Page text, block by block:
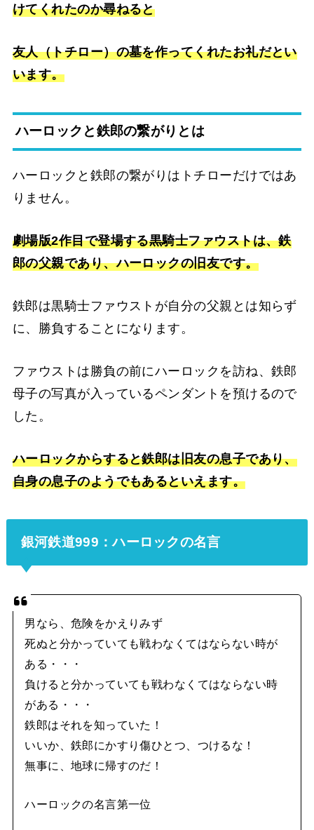
けてくれたのか尋ねると
友人（トチロー）の墓を作ってくれたお礼だとい
います。
ハーロックと鉄郎の繋がりとは
ハーロックと鉄郎の繋がりはトチローだけではあ
りません。
劇場版2作目で登場する黒騎士ファウストは、鉄
郎の父親であり、ハーロックの旧友です。
鉄郎は黒騎士ファウストが自分の父親とは知らず
に、勝負することになります。
ファウストは勝負の前にハーロックを訪ね、鉄郎
母子の写真が入っているペンダントを預けるので
した。
ハーロックからすると鉄郎は旧友の息子であり、
自身の息子のようでもあるといえます。
銀河鉄道999：ハーロックの名言
男なら、危険をかえりみず
死ぬと分かっていても戦わなくてはならない時が
ある・・・
負けると分かっていても戦わなくてはならない時
がある・・・
鉄郎はそれを知っていた！
いいか、鉄郎にかすり傷ひとつ、つけるな！
無事に、地球に帰すのだ！
ハーロックの名言第一位